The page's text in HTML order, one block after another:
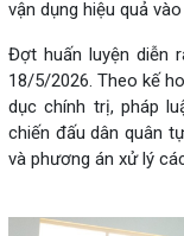
vận dụng hiệu quả
Đợt huấn luyện diễn
18/5/2026. Theo kế
dục chính trị, pháp
chiến đấu dân quân
và phương án xử lý